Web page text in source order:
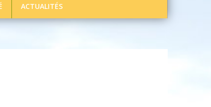
ACTUALITÉS